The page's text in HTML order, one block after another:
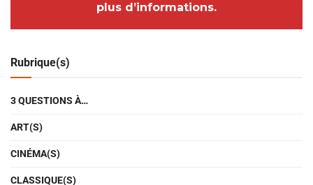
plus d’informations.
Rubrique(s)
3 QUESTIONS À…
ART(S)
CINÉMA(S)
CLASSIQUE(S)